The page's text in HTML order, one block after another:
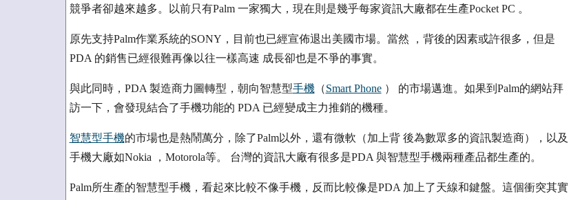
競爭者卻越來越多。以前只有Palm 一家獨大，現在則是幾乎每家資訊大廠都在生產Pocket PC 。
原先支持Palm作業系統的SONY，目前也已經宣佈退出美國市場。當然 ，背後的因素或許很多，但是
PDA 的銷售已經很難再像以往一樣高速 成長卻也是不爭的事實。
與此同時，PDA 製造商力圖轉型，朝向智慧型手機（Smart Phone） 的市場邁進。如果到Palm的網站拜
訪一下，會發現結合了手機功能的 PDA 已經變成主力推銷的機種。
智慧型手機的市場也是熱鬧萬分，除了Palm以外，還有微軟（加上背 後為數眾多的資訊製造商），以及
手機大廠如Nokia ，Motorola等。 台灣的資訊大廠有很多是PDA 與智慧型手機兩種產品都生產的。
Palm所生產的智慧型手機，看起來比較不像手機，反而比較像是PDA 加上了天線和鍵盤。這個衝突其實